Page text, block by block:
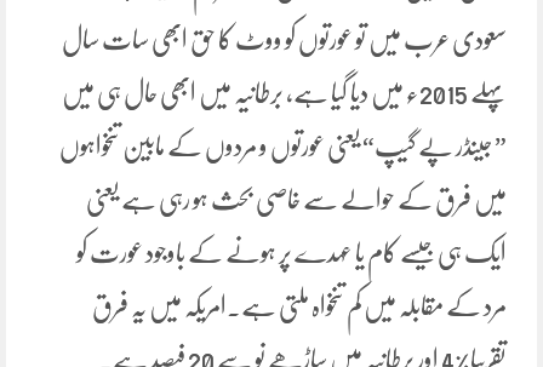
سعودی عرب میں تو عورتوں کو ووٹ کا حق ابھی سات سال
پہلے 2015ء میں دیا گیا ہے، برطانیہ میں ابھی حال ہی میں
” جینڈر پے گیپ“ یعنی عورتوں و مردوں کے مابین تنخواہوں
میں فرق کے حوالے سے خاصی بحث ہو رہی ہے یعنی
ایک ہی جیسے کام یا عہدے پر ہونے کے باوجود عورت کو
مرد کے مقابلہ میں کم تنخواہ ملتی ہے۔امریکہ میں یہ فرق
تقریبا%4 اور برطانیہ میں ساڑھے نو سے 20 فیصد ہے۔